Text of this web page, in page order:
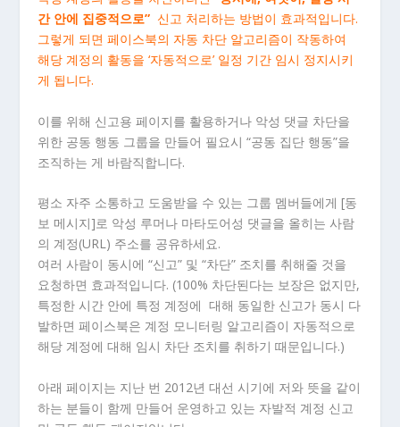
간 안에 집중적으로” 신고 처리하는 방법이 효과적입니다.
그렇게 되면 페이스북의 자동 차단 알고리즘이 작동하여
해당 계정의 활동을 ‘자동적으로’ 일정 기간 임시 정지시키
게 됩니다.
이를 위해 신고용 페이지를 활용하거나 악성 댓글 차단을
위한 공동 행동 그룹을 만들어 필요시 “공동 집단 행동”을
조직하는 게 바람직합니다.
평소 자주 소통하고 도움받을 수 있는 그룹 멤버들에게 [동
보 메시지]로 악성 루머나 마타도어성 댓글을 올히는 사람
의 계정(URL) 주소를 공유하세요.
여러 사람이 동시에 “신고” 및 “차단” 조치를 취해줄 것을
요청하면 효과적입니다. (100% 차단된다는 보장은 없지만,
특정한 시간 안에 특정 계정에 대해 동일한 신고가 동시 다
발하면 페이스북은 계정 모니터링 알고리즘이 자동적으로
해당 계정에 대해 임시 차단 조치를 취하기 때문입니다.)
아래 페이지는 지난 번 2012년 대선 시기에 저와 뜻을 같이
하는 분들이 함께 만들어 운영하고 있는 자발적 계정 신고